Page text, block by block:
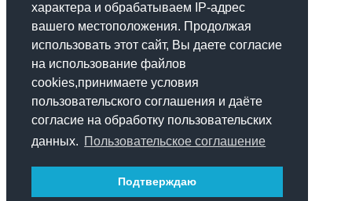
характера и обрабатываем IP-адрес
вашего местоположения. Продолжая
использовать этот сайт, Вы даете согласие
на использование файлов
cookies,принимаете условия
пользовательского соглашения и даёте
согласие на обработку пользовательских
данных. Пользовательское соглашение
Подтверждаю